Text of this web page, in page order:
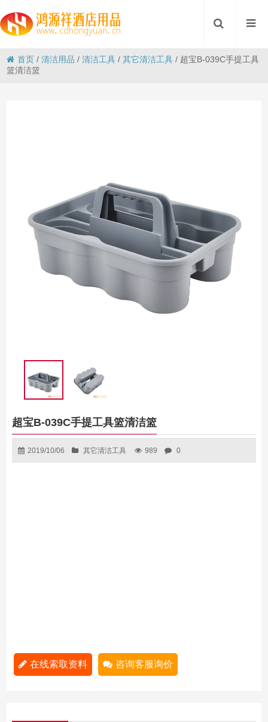
首页 /清洁用品 /清洁工具 /其它清洁工具 / 超宝B-039C手提工具
篮清洁篮
超宝B-039C手提工具篮清洁篮
2019/10/06 其它清洁工具 989 0
在线索取资料 咨询客服询价